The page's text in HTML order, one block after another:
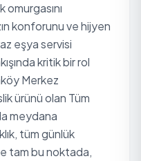
konforunu ve hijyen
eşya servisi
kritik bir rol
Merkez
ürünü olan Tüm
meydana
tüm günlük
tam bu noktada,